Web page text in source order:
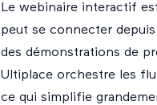
Le webinaire interactif
peut se connecter
des démonstrations de
Ultiplace orchestre les
ce qui simplifie